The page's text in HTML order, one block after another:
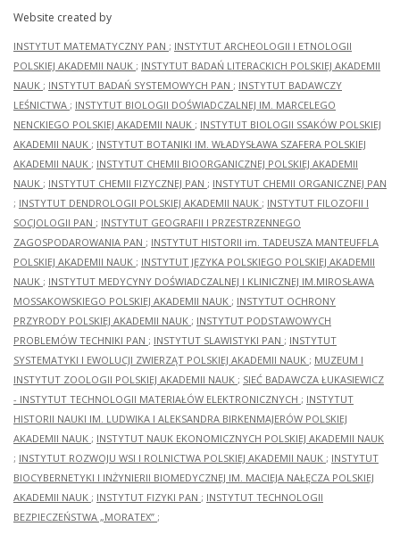
Website created by
INSTYTUT MATEMATYCZNY PAN ; INSTYTUT ARCHEOLOGII I ETNOLOGII
POLSKIEJ AKADEMII NAUK ; INSTYTUT BADAŃ LITERACKICH POLSKIEJ AKADEMII
NAUK ; INSTYTUT BADAŃ SYSTEMOWYCH PAN ; INSTYTUT BADAWCZY
LEŚNICTWA ; INSTYTUT BIOLOGII DOŚWIADCZALNEJ IM. MARCELEGO
NENCKIEGO POLSKIEJ AKADEMII NAUK ; INSTYTUT BIOLOGII SSAKÓW POLSKIEJ
AKADEMII NAUK ; INSTYTUT BOTANIKI IM. WŁADYSŁAWA SZAFERA POLSKIEJ
AKADEMII NAUK ; INSTYTUT CHEMII BIOORGANICZNEJ POLSKIEJ AKADEMII
NAUK ; INSTYTUT CHEMII FIZYCZNEJ PAN ; INSTYTUT CHEMII ORGANICZNEJ PAN
; INSTYTUT DENDROLOGII POLSKIEJ AKADEMII NAUK ; INSTYTUT FILOZOFII I
SOCJOLOGII PAN ; INSTYTUT GEOGRAFII I PRZESTRZENNEGO
ZAGOSPODAROWANIA PAN ; INSTYTUT HISTORII im. TADEUSZA MANTEUFFLA
POLSKIEJ AKADEMII NAUK ; INSTYTUT JĘZYKA POLSKIEGO POLSKIEJ AKADEMII
NAUK ; INSTYTUT MEDYCYNY DOŚWIADCZALNEJ I KLINICZNEJ IM.MIROSŁAWA
MOSSAKOWSKIEGO POLSKIEJ AKADEMII NAUK ; INSTYTUT OCHRONY
PRZYRODY POLSKIEJ AKADEMII NAUK ; INSTYTUT PODSTAWOWYCH
PROBLEMÓW TECHNIKI PAN ; INSTYTUT SLAWISTYKI PAN ; INSTYTUT
SYSTEMATYKI I EWOLUCJI ZWIERZĄT POLSKIEJ AKADEMII NAUK ; MUZEUM I
INSTYTUT ZOOLOGII POLSKIEJ AKADEMII NAUK ; SIEĆ BADAWCZA ŁUKASIEWICZ
- INSTYTUT TECHNOLOGII MATERIAŁÓW ELEKTRONICZNYCH ; INSTYTUT
HISTORII NAUKI IM. LUDWIKA I ALEKSANDRA BIRKENMAJERÓW POLSKIEJ
AKADEMII NAUK ; INSTYTUT NAUK EKONOMICZNYCH POLSKIEJ AKADEMII NAUK
; INSTYTUT ROZWOJU WSI I ROLNICTWA POLSKIEJ AKADEMII NAUK ; INSTYTUT
BIOCYBERNETYKI I INŻYNIERII BIOMEDYCZNEJ IM. MACIEJA NAŁĘCZA POLSKIEJ
AKADEMII NAUK ; INSTYTUT FIZYKI PAN ; INSTYTUT TECHNOLOGII
BEZPIECZEŃSTWA „MORATEX” ;